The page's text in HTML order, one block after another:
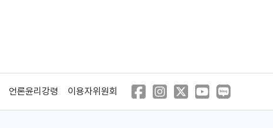
언론윤리강령 이용자위원회